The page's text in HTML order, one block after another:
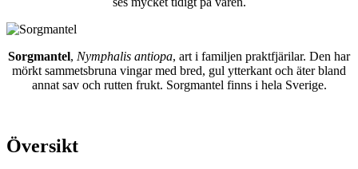
Sorgmantel, Nymphalis antiopa, art i familjen praktfjärilar. Den har
mörkt sammetsbruna vingar med bred, gul ytterkant och äter bland
annat sav och rutten frukt. Sorgmantel finns i hela Sverige.
Översikt